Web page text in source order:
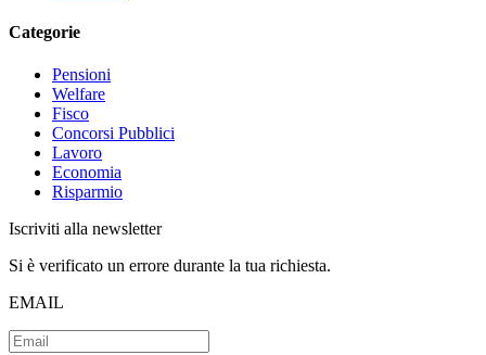
Categorie
Pensioni
Welfare
Fisco
Concorsi Pubblici
Lavoro
Economia
Risparmio
Iscriviti alla newsletter
Si è verificato un errore durante la tua richiesta.
EMAIL